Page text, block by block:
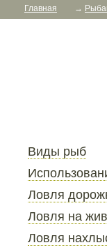
Главная →
Виды рыб
Ловля
Ловля на
Ловля